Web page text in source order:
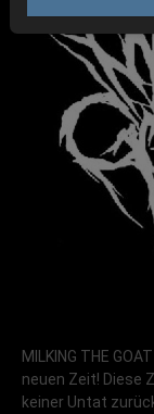
MILKING THE
neuen Zeit! Diese
keiner Untat